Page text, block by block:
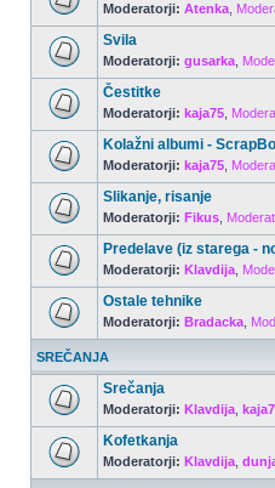
Moderatorji: Atenka
Svila
Moderatorji: gusarka
Čestitke
Moderatorji: kaja75
Kolažni albumi -
Moderatorji: kaja75
Slikanje, risanje
Moderatorji: Fikus
Predelave (iz starega -
Moderatorji: Klavdija
Ostale tehnike
Moderatorji: Bradacka
SREČANJA
Srečanja
Moderatorji: Klavdija
Kofetkanja
Moderatorji: Klavdija